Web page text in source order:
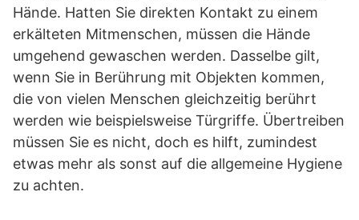
Hände. Hatten Sie direkten Kontakt zu einem
erkälteten Mitmenschen, müssen die Hände
umgehend gewaschen werden. Dasselbe gilt,
wenn Sie in Berührung mit Objekten kommen,
die von vielen Menschen gleichzeitig berührt
werden wie beispielsweise Türgriffe. Übertreiben
müssen Sie es nicht, doch es hilft, zumindest
etwas mehr als sonst auf die allgemeine Hygiene
zu achten.